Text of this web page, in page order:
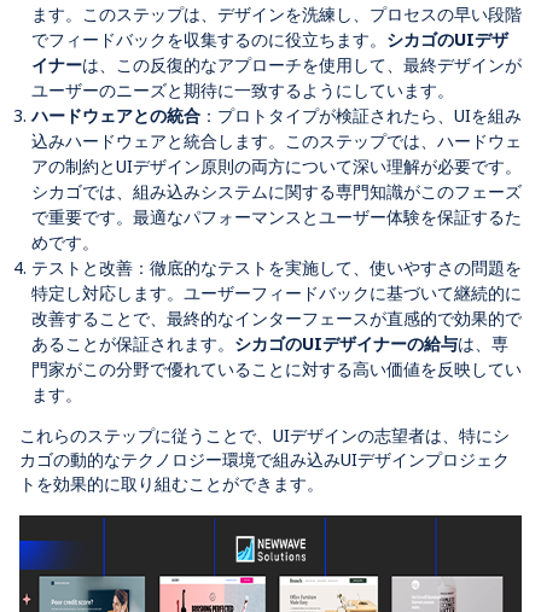
ます。このステップは、デザインを洗練し、プロセスの早い段階
でフィードバックを収集するのに役立ちます。 シカゴのUIデザ
イナーは、この反復的なアプローチを使用して、最終デザインが
ユーザーのニーズと期待に一致するようにしています。
ハードウェアとの統合 ：プロトタイプが検証されたら、UIを組み
込みハードウェアと統合します。このステップでは、ハードウェ
アの制約とUIデザイン原則の両方について深い理解が必要です。
シカゴでは、組み込みシステムに関する専門知識がこのフェーズ
で重要です。最適なパフォーマンスとユーザー体験を保証するた
めです。
テストと改善：徹底的なテストを実施して、使いやすさの問題を
特定し対応します。ユーザーフィードバックに基づいて継続的に
改善することで、最終的なインターフェースが直感的で効果的で
あることが保証されます。 シカゴのUIデザイナーの給与は、専
門家がこの分野で優れていることに対する高い価値を反映してい
ます。
これらのステップに従うことで、UIデザインの志望者は、特にシ
カゴの動的なテクノロジー環境で組み込みUIデザインプロジェク
トを効果的に取り組むことができます。